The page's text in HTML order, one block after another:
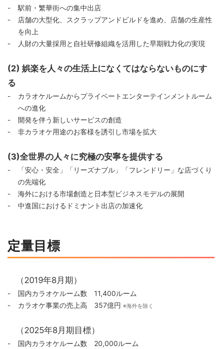
駅前・繁華街への集中出店
店舗の大型化、スクラップアンドビルドを進め、店舗の生産性
を向上
人財の大量採用と自社研修組織を活用した早期戦力化の実現
(2) 娯楽を人々の生活上になくてはならないものにす
る
カラオケルームからプライベートエンターテインメントルーム
への進化
開発を伴う新しいサービスの創造
非カラオケ用途のお客様を誘引し市場を拡大
(3)全世界の人々に究極の安寧を提供する
「安心・安全」「リーズナブル」「フレンドリー」な店づくり
の先端化
海外における市場創造と日本型ビジネスモデルの展開
中進国におけるドミナント出店の加速化
定量目標
（2019年8月期）
国内カラオケルーム数 11,400ルーム
カラオケ事業の売上高 357億円 ※海外を除く
（2025年8月期目標）
国内カラオケルーム数 20,000ルーム